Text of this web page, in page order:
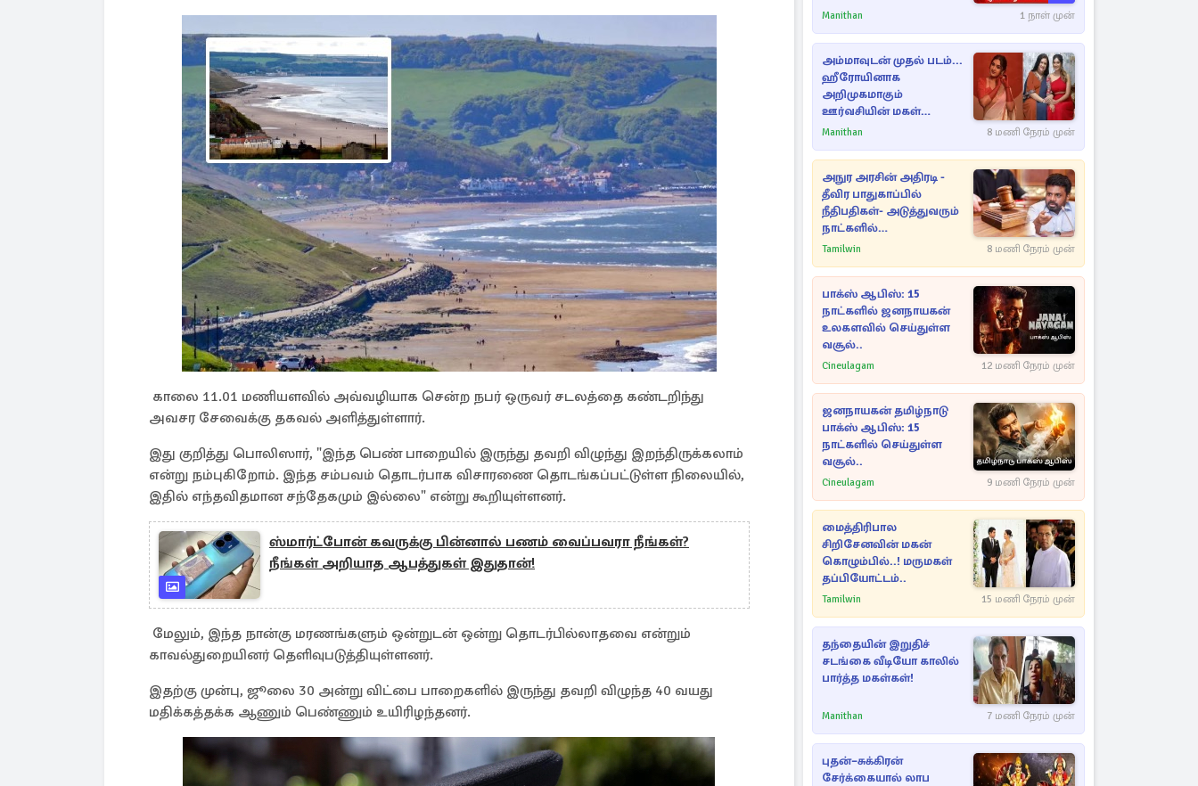
காலை 11.01 மணியளவில் அவ்வழியாக சென்ற நபர் ஒருவர் சடலத்தை கண்டறிந்து
அவசர சேவைக்கு தகவல் அளித்துள்ளார்.
இது குறித்து பொலிஸார், "இந்த பெண் பாறையில் இருந்து தவறி விழுந்து இறந்திருக்கலாம்
என்று நம்புகிறோம். இந்த சம்பவம் தொடர்பாக விசாரணை தொடங்கப்பட்டுள்ள நிலையில்,
இதில் எந்தவிதமான சந்தேகமும் இல்லை" என்று கூறியுள்ளனர்.
ஸ்மார்ட்போன் கவருக்கு பின்னால் பணம் வைப்பவரா நீங்கள்?
நீங்கள் அறியாத ஆபத்துகள் இதுதான்!
மேலும், இந்த நான்கு மரணங்களும் ஒன்றுடன் ஒன்று தொடர்பில்லாதவை என்றும்
காவல்துறையினர் தெளிவுபடுத்தியுள்ளனர்.
இதற்கு முன்பு, ஜூலை 30 அன்று விட்பை பாறைகளில் இருந்து தவறி விழுந்த 40 வயது
மதிக்கத்தக்க ஆணும் பெண்ணும் உயிரிழந்தனர்.
Manithan 1 நாள் முன்
அம்மாவுடன் முதல் படம்...
ஹீரோயினாக
அறிமுகமாகும்
ஊர்வசியின் மகள்
தேஜலட்சுமி!
Manithan 8 மணி நேரம் முன்
அநுர அரசின் அதிரடி -
தீவிர பாதுகாப்பில்
நீதிபதிகள்- அடுத்துவரும்
நாட்களில்
அம்பலமாகவுள்ள ரகசியம்
Tamilwin 8 மணி நேரம் முன்
பாக்ஸ் ஆபிஸ்: 15
நாட்களில் ஜனநாயகன்
உலகளவில் செய்துள்ள
வசூல்..
Cineulagam 12 மணி நேரம் முன்
ஜனநாயகன் தமிழ்நாடு
பாக்ஸ் ஆபிஸ்: 15
நாட்களில் செய்துள்ள
வசூல்..
Cineulagam 9 மணி நேரம் முன்
மைத்திரிபால
சிறிசேனவின் மகன்
கொழும்பில்..! மருமகள்
தப்பியோட்டம்..
Tamilwin 15 மணி நேரம் முன்
தந்தையின் இறுதிச்
சடங்கை வீடியோ காலில்
பார்த்த மகள்கள்!
Manithan 7 மணி நேரம் முன்
புதன்–சுக்கிரன்
சேர்க்கையால் லாப